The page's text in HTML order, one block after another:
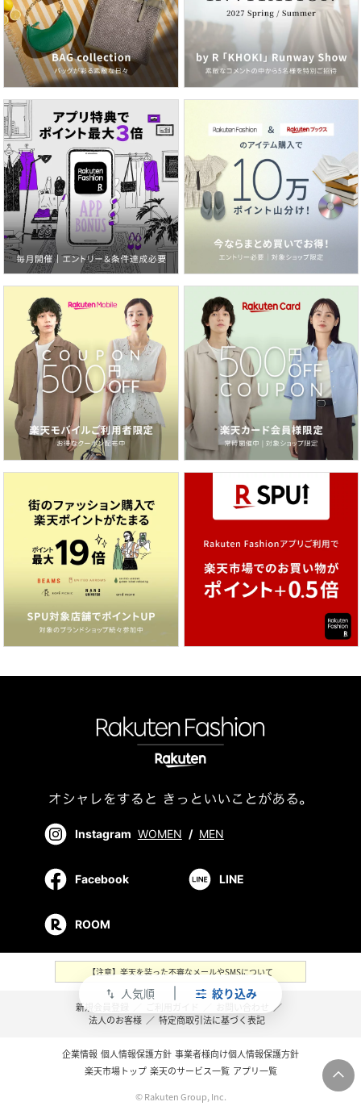
swap_vert 人気順 絞り込み
Instagram WOMEN / MEN
Facebook LINE
ROOM
【注意】楽天を装った不審なメールやSMSについて
新規会員登録
／
法人のお客様 ／ 特定商取引法に基づく表記
企業情報 個人情報保護方針 事業者様向け個人情報保護方針
楽天市場トップ 楽天のサービス一覧 アプリ一覧
© Rakuten Group, Inc.